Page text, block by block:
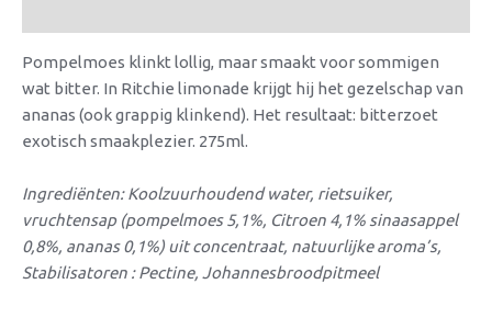
Pompelmoes klinkt lollig, maar smaakt voor sommigen
wat bitter. In Ritchie limonade krijgt hij het gezelschap van
ananas (ook grappig klinkend). Het resultaat: bitterzoet
exotisch smaakplezier. 275ml.
Ingrediënten: Koolzuurhoudend water, rietsuiker,
vruchtensap (pompelmoes 5,1%, Citroen 4,1% sinaasappel
0,8%, ananas 0,1%) uit concentraat, natuurlijke aroma’s,
Stabilisatoren : Pectine, Johannesbroodpitmeel